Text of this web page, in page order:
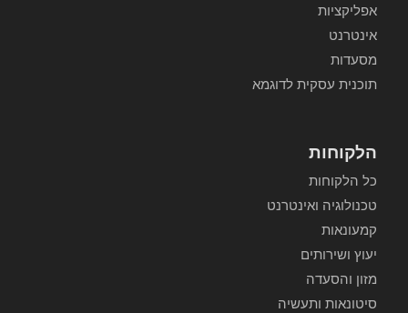
אפליקציות
אינטרנט
מסעדות
תוכנית עסקית לדוגמא
הלקוחות
כל הלקוחות
טכנולוגיה ואינטרנט
קמעונאות
יעוץ ושירותים
מזון והסעדה
סיטונאות ותעשיה